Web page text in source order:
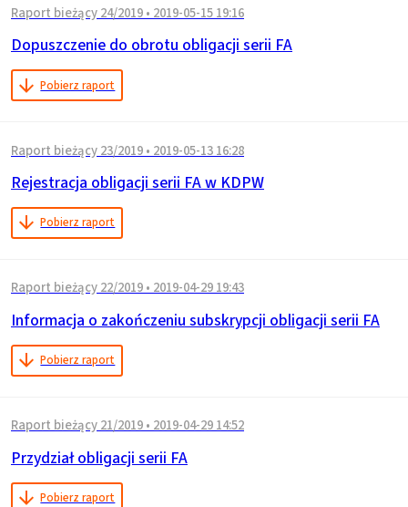
Raport bieżący 24/2019 • 2019-05-15 19:16
Dopuszczenie do obrotu obligacji serii FA
Pobierz raport
Raport bieżący 23/2019 • 2019-05-13 16:28
Rejestracja obligacji serii FA w KDPW
Pobierz raport
Raport bieżący 22/2019 • 2019-04-29 19:43
Informacja o zakończeniu subskrypcji obligacji serii FA
Pobierz raport
Raport bieżący 21/2019 • 2019-04-29 14:52
Przydział obligacji serii FA
Pobierz raport